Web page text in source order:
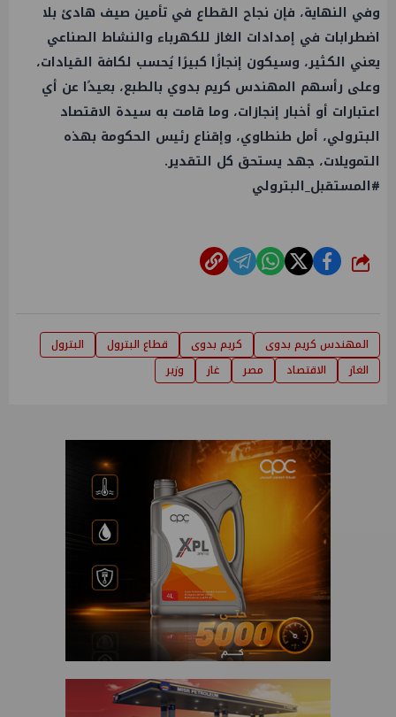
وفي النهاية، فإن نجاح القطاع في تأمين صيف هادئ بلا
اضطرابات في إمدادات الغاز للكهرباء والنشاط الصناعي
يعني الكثير، وسيكون إنجازًا كبيرًا يُحسب لكافة القيادات،
وعلى رأسهم المهندس كريم بدوي بالطبع، بعيدًا عن أي
اعتبارات أو أخبار إنجازات، وما قامت به سيدة الاقتصاد
البترولي، أمل طنطاوي، وإقناع رئيس الحكومة بهذه
التمويلات، جهد يستحق كل التقدير.
#المستقبل_البترولي
شارك
المهندس كريم بدوى كريم بدوى قطاع البترول
البترول
الغاز
الاقتصاد مصر غاز وزير